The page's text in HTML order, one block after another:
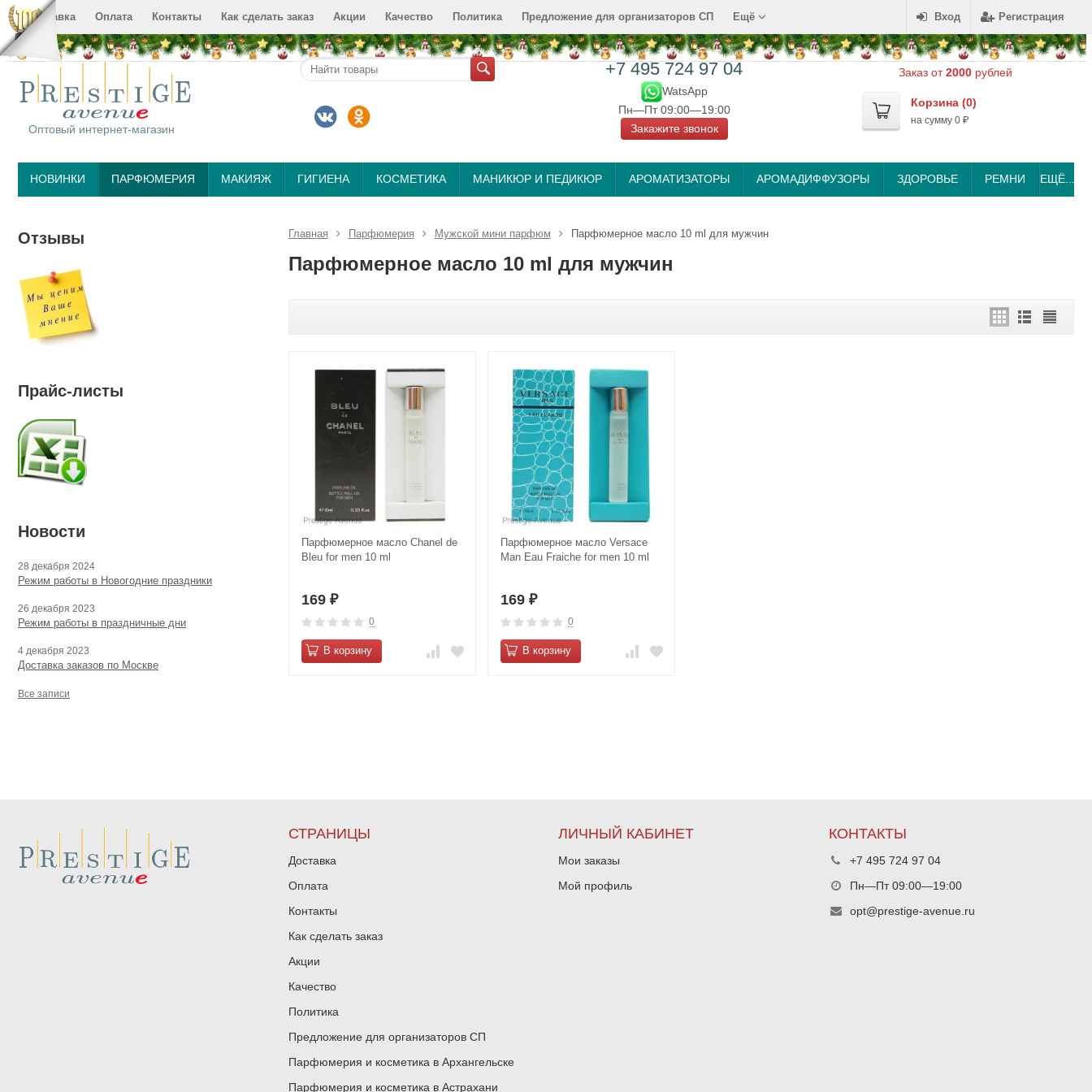
Вход Регистрация
Доставка Оплата Контакты Как сделать заказ Акции Качество Политика Предложение для организаторов СП Ещё
Оптовый интернет-магазин
+7 495 724 97 04
WatsApp
Пн—Пт 09:00—19:00
Закажите звонок
Заказ от2000 рублей
Корзина (0)
на сумму 0 ₽
НОВИНКИ ПАРФЮМЕРИЯ МАКИЯЖ ГИГИЕНА КОСМЕТИКА МАНИКЮР И ПЕДИКЮР АРОМАТИЗАТОРЫ АРОМАДИФФУЗОРЫ ЗДОРОВЬЕ РЕМНИ ЕЩЁ...
Главная Парфюмерия Мужской мини парфюм Парфюмерное масло 10 ml для мужчин
Парфюмерное масло 10 ml для мужчин
Парфюмерное масло Сhanеl de
Вlеu for men 10 ml
169 ₽
0
В корзину
Парфюмерное масло Versace
Man Eau Fraiche for men 10 ml
169 ₽
0
В корзину
Отзывы
Прайс-листы
Новости
28 декабря 2024
Режим работы в Новогодние праздники
26 декабря 2023
Режим работы в праздничные дни
4 декабря 2023
Доставка заказов по Москве
Все записи
СТРАНИЦЫ
Доставка
Оплата
Контакты
Как сделать заказ
Акции
Качество
Политика
Предложение для организаторов СП
Парфюмерия и косметика в Архангельске
Парфюмерия и косметика в Астрахани
ЛИЧНЫЙ КАБИНЕТ
Мои заказы
Мой профиль
КОНТАКТЫ
+7 495 724 97 04
Пн—Пт 09:00—19:00
opt@prestige-avenue.ru